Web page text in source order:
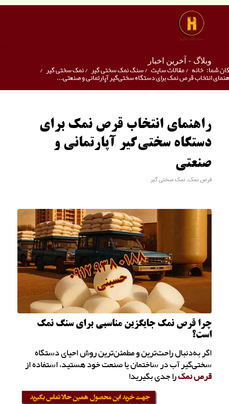
وبلاگ - آخرین اخبار
شما: خانه /مقالات سایت /سنگ نمک سختی گیر /نمک سختی گیر /
انتخاب قرص نمک برای دستگاه سختی‌گیر آپارتمانی و صنعتی...
راهنمای انتخاب قرص نمک برای
دستگاه سختی‌گیر آپارتمانی و
صنعتی
قرص نمک, نمک سختی گیر
چرا قرص نمک جایگزین مناسبی برای سنگ نمک
است؟
اگر به‌دنبال راحت‌ترین و مطمئن‌ترین روش احیای دستگاه
سختی‌گیر آب در ساختمان یا صنعت خود هستید، استفاده از
قرص نمکرا جدی بگیرید!